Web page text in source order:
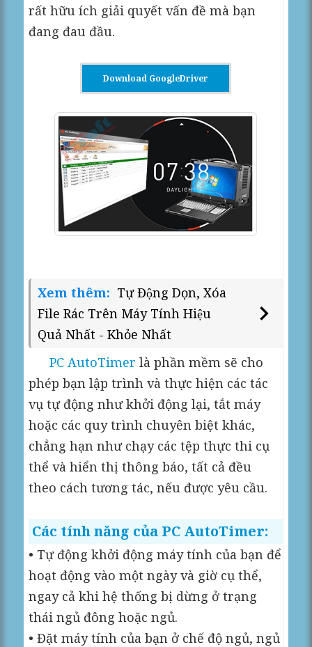
rất hữu ích giải quyết vấn đề mà bạn
đang đau đầu.
Download GoogleDriver
Xem thêm: Tự Động Dọn, Xóa
File Rác Trên Máy Tính Hiệu
Quả Nhất - Khỏe Nhất
PC AutoTimer là phần mềm sẽ cho
phép bạn lập trình và thực hiện các tác
vụ tự động như khởi động lại, tắt máy
hoặc các quy trình chuyên biệt khác,
chẳng hạn như chạy các tệp thực thi cụ
thể và hiển thị thông báo, tất cả đều
theo cách tương tác, nếu được yêu cầu.
Các tính năng của PC AutoTimer:
• Tự động khởi động máy tính của bạn để
hoạt động vào một ngày và giờ cụ thể,
ngay cả khi hệ thống bị dừng ở trạng
thái ngủ đông hoặc ngủ.
• Đặt máy tính của bạn ở chế độ ngủ, ngủ